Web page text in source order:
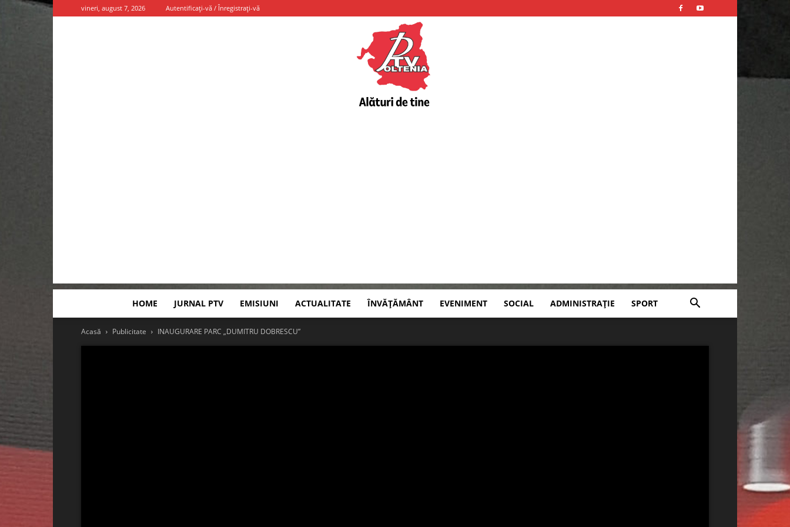
vineri, august 7, 2026 Autentificați-vă / Înregistrați-vă
HOME JURNAL PTV EMISIUNI ACTUALITATE ÎNVĂȚĂMÂNT EVENIMENT SOCIAL ADMINISTRAȚIE SPORT
Acasă Publicitate INAUGURARE PARC „DUMITRU DOBRESCU”